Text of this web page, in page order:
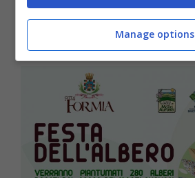
Manage options